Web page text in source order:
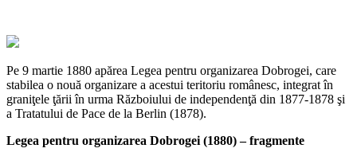
Pe 9 martie 1880 apărea Legea pentru organizarea Dobrogei, care
stabilea o nouă organizare a acestui teritoriu românesc, integrat în
graniţele ţării în urma Războiului de independenţă din 1877-1878 şi
a Tratatului de Pace de la Berlin (1878).
Legea pentru organizarea Dobrogei (1880) – fragmente